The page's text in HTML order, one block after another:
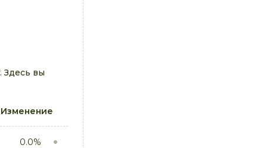
Здесь вы
Изменение
0.0%